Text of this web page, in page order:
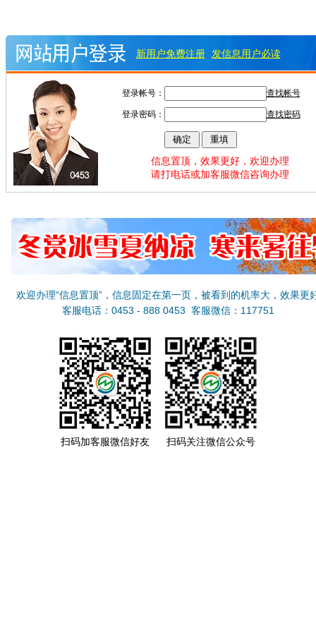
新用户免费注册 发信息用户必读
登录帐号： 查找帐号
登录密码： 查找密码
信息置顶，效果更好，欢迎办理
请打电话或加客服微信咨询办理
欢迎办理“信息置顶”，信息固定在第一页，被看到的机率大，效果更
客服电话：0453 - 888 0453 客服微信：117751
扫码加客服微信好友 扫码关注微信公众号